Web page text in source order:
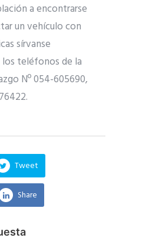
a encontrarse
un vehículo con
sírvanse
teléfonos de la
Nº 054-605690,
Tweet
Share